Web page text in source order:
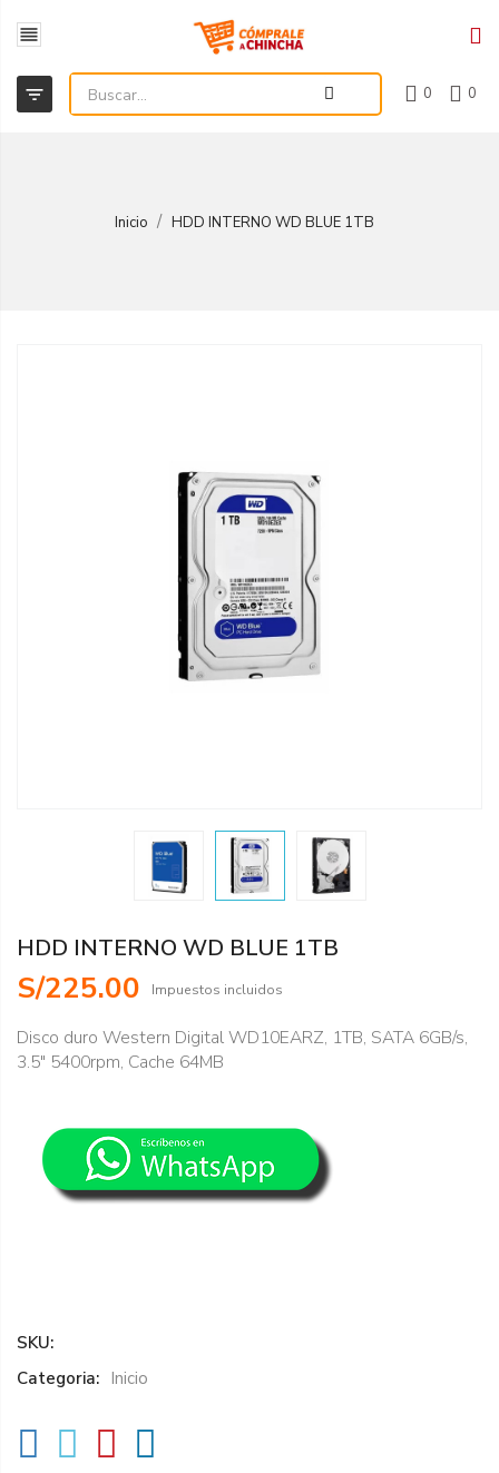

 0 0
Inicio HDD INTERNO WD BLUE 1TB
HDD INTERNO WD BLUE 1TB
S/225.00 Impuestos incluidos
Disco duro Western Digital WD10EARZ, 1TB, SATA 6GB/s,
3.5" 5400rpm, Cache 64MB
SKU:
Categoria: Inicio